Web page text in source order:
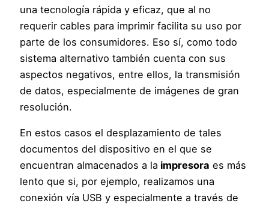
una tecnología rápida y eficaz, que al no
requerir cables para imprimir facilita su uso por
parte de los consumidores. Eso sí, como todo
sistema alternativo también cuenta con sus
aspectos negativos, entre ellos, la transmisión
de datos, especialmente de imágenes de gran
resolución.
En estos casos el desplazamiento de tales
documentos del dispositivo en el que se
encuentran almacenados a la impresora es más
lento que si, por ejemplo, realizamos una
conexión vía USB y especialmente a través de